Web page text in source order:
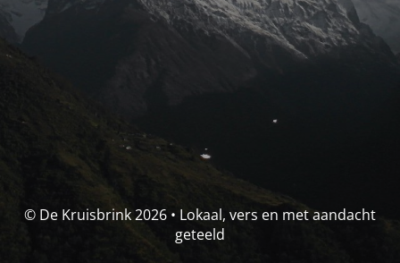
© De Kruisbrink 2026 • Lokaal, vers en met aandacht
geteeld